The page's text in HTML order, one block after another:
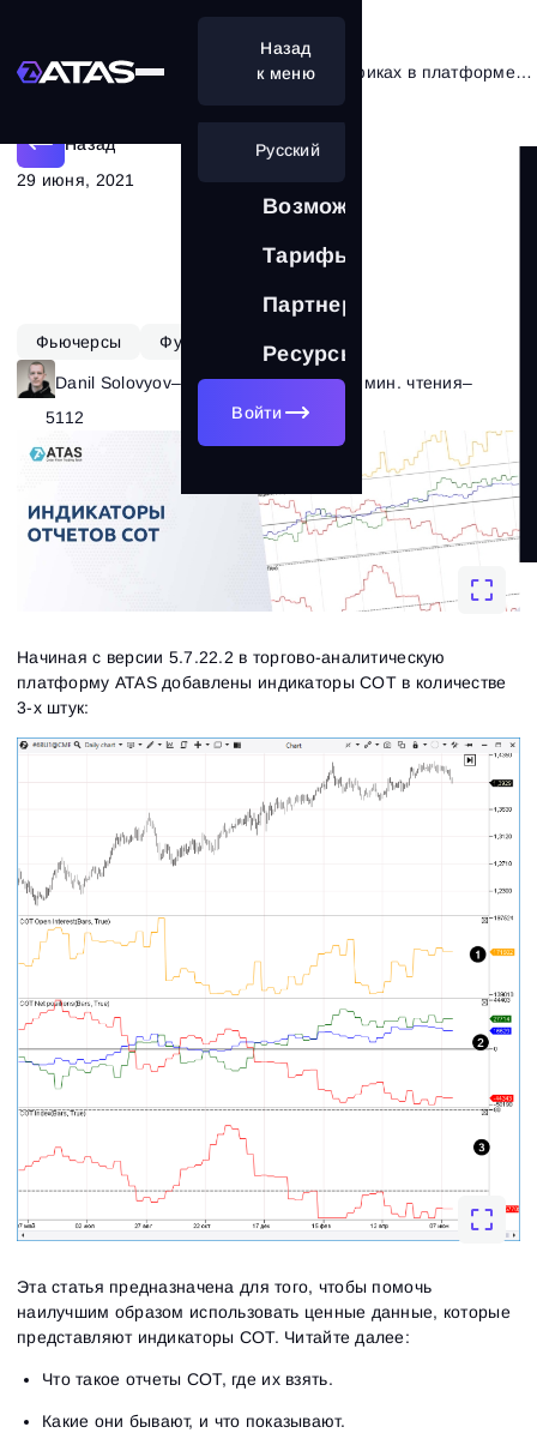
Возможности
Тарифы
Партнерам
Ресурсы
Русский
Войти
Назад
к меню
Анализ индикаторов COT на графиках в платформе ATAS
Назад
29 июня, 2021
Фьючерсы Функционал ATAS
Danil Solovyov– Рубрика: Графики–15 мин. чтения–
5112
Начиная с версии 5.7.22.2 в торгово-аналитическую
платформу ATAS добавлены индикаторы COT в количестве
3-х штук:
Эта статья предназначена для того, чтобы помочь
наилучшим образом использовать ценные данные, которые
представляют индикаторы COT. Читайте далее:
Что такое отчеты COT, где их взять.
Какие они бывают, и что показывают.